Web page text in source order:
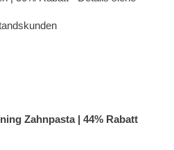
Zahnpasta | 44% Rabatt